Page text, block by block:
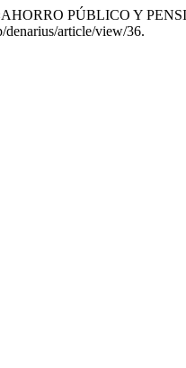
PÚBLICO Y
denarius/article/view/36.